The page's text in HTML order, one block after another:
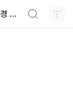
미짱의 나 여기에 ... 미짱의 동경 생활